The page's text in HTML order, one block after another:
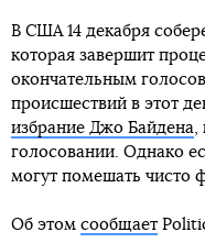
В США 14 декабря
которая завершит
окончательным
происшествий в этот
избрание Джо Байдена
голосовании. Однако
могут помешать чисто
Об этом сообщает